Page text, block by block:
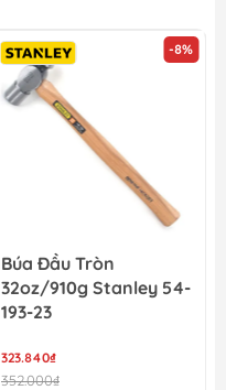
-8%
Búa Đầu Tròn
32oz/910g Stanley 54-
193-23
323.840₫
352.000₫